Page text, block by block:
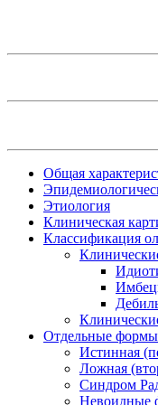
Общая
Этиология
Клиническая
Классификация
Отдельные
Истинная
Ложная
Синдром
Невоидные